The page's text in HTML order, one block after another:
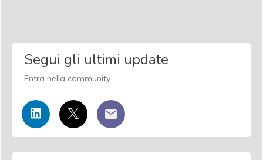
Segui gli ultimi update
Entra nella community